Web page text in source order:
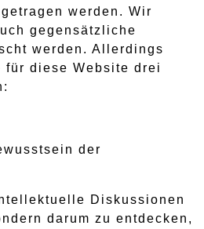
werden. Wir
gegensätzliche
werden. Allerdings
für diese Website drei
der
Diskussionen
darum zu entdecken,